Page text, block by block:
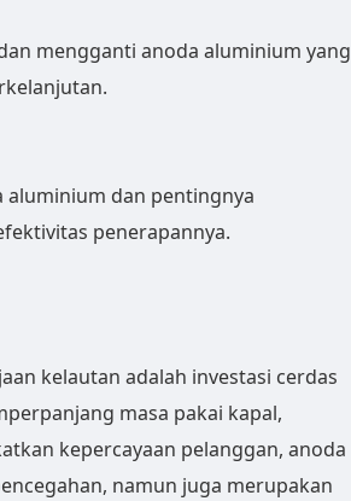
mengganti anoda aluminium yang
dan pentingnya
penerapannya.
kelautan adalah investasi cerdas
masa pakai kapal,
kepercayaan pelanggan, anoda
namun juga merupakan